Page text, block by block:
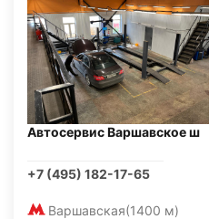
Автосервис Варшавское ш
+7 (495) 182-17-65
Варшавская(1400 м)